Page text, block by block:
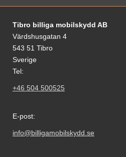
Footer-innhold
Tibro billiga mobilskydd AB
Värdshusgatan 4
543 51 Tibro
Sverige
Tel:
+46 504 500525
E-post:
info@billigamobilskydd.se